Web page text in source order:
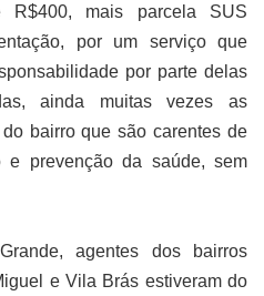
mais parcela SUS
por um serviço que
por parte delas
ainda muitas vezes as
bairro que são carentes de
e prevenção da saúde, sem
agentes dos bairros
e Vila Brás estiveram do